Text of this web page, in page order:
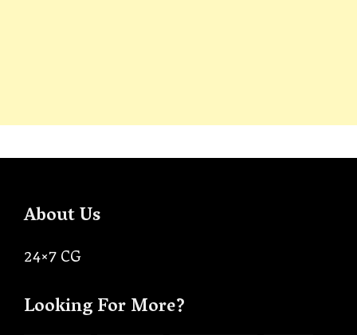
About Us
24×7 CG
Looking For More?